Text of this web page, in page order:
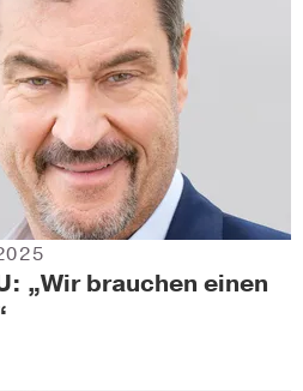
„Wir brauchen einen